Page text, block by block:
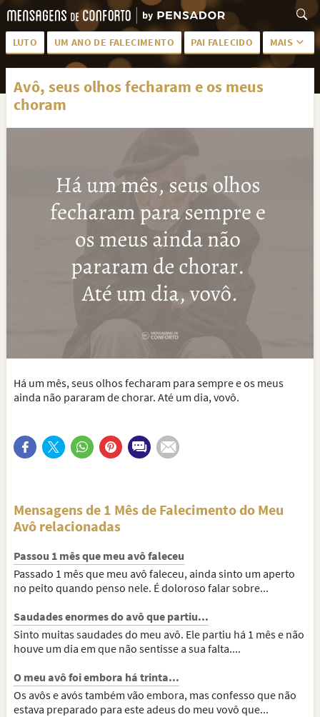
LUTO UM ANO DE FALECIMENTO PAI FALECIDO MAIS
LUTO PARA AMIGA PALAVRAS
SAUDADES DA MÃE
FRASES DE LUTO PARA AMIGO FIM DE NAMORO
TODAS AS CATEGORIAS
Avô, seus olhos fecharam e os meus
choram
Há um mês, seus olhos fecharam para sempre e os meus
ainda não pararam de chorar. Até um dia, vovô.
Mensagens de 1 Mês de Falecimento do Meu
Avô relacionadas
Passou 1 mês que meu avô faleceu
Passado 1 mês que meu avô faleceu, ainda sinto um aperto
no peito quando penso nele. É doloroso falar sobre...
Saudades enormes do avô que partiu...
Sinto muitas saudades do meu avô. Ele partiu há 1 mês e não
houve um dia em que não sentisse a sua falta....
O meu avô foi embora há trinta...
Os avôs e avós também vão embora, mas confesso que não
estava preparado para este adeus do meu vovô que...